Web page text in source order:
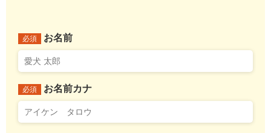
必須 お名前
必須 お名前カナ